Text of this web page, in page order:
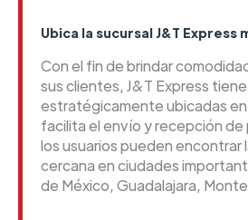
Ubica la sucursal J&T Express
Con el fin de brindar
sus clientes, J&T Express
estratégicamente ubicadas
facilita el envío y recepción
los usuarios pueden encontrar
cercana en ciudades
de México, Guadalajara,